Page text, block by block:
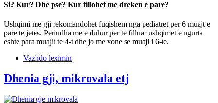
Si? Kur? Dhe pse? Kur fillohet me dreken e pare?
Ushqimi me gji rekomandohet fuqishem nga pediatret per 6 muajt e
pare te jetes. Periudha me e duhur per te filluar ushqimet e ngurta
eshte para muajit te 4-t dhe jo me vone se muaji i 6-te.
Vazhdo leximin
Dhenia gji, mikrovala etj